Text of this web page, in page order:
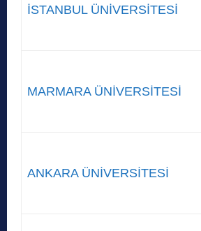
İSTANBUL ÜNİVERSİTESİ
MARMARA ÜNİVERSİTESİ
ANKARA ÜNİVERSİTESİ